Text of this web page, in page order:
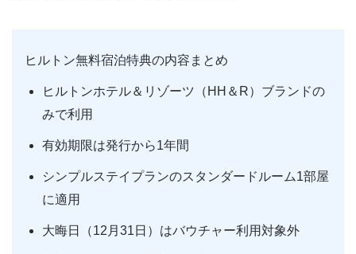
ヒルトン無料宿泊特典の内容まとめ
ヒルトンホテル＆リゾーツ（HH＆R）ブランドの
みで利用
有効期限は発行から1年間
シンプルステイプランのスタンダードルーム1部屋
に適用
大晦日（12月31日）はバウチャー利用対象外